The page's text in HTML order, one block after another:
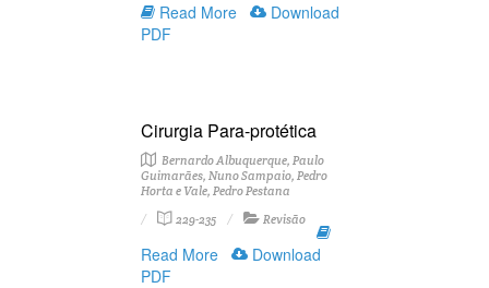
Read More
Download
PDF
Cirurgia Para-protética
Bernardo Albuquerque, Paulo
Guimarães, Nuno Sampaio, Pedro
Horta e Vale, Pedro Pestana
229-235
Revisão
Read More
Download
PDF